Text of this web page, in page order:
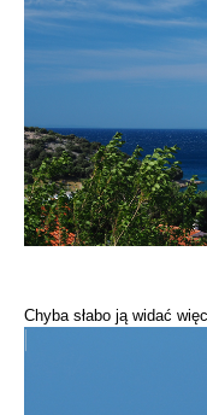
Chyba słabo ją widać